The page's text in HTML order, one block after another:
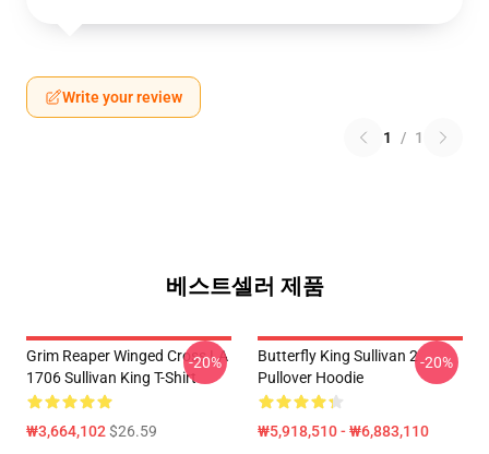
Write your review
1 / 1
베스트셀러 제품
Grim Reaper Winged Cross LA
1706 Sullivan King T-Shirt
₩3,664,102$26.59
-20%
Butterfly King Sullivan 2
Pullover Hoodie
₩5,918,510 - ₩6,883,110
-20%